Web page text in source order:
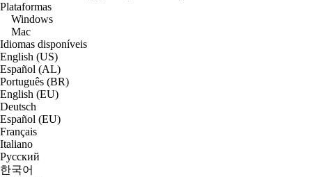
Plataformas
Windows
Mac
Idiomas disponíveis
English (US)
Español (AL)
Português (BR)
English (EU)
Deutsch
Español (EU)
Français
Italiano
Русский
한국어